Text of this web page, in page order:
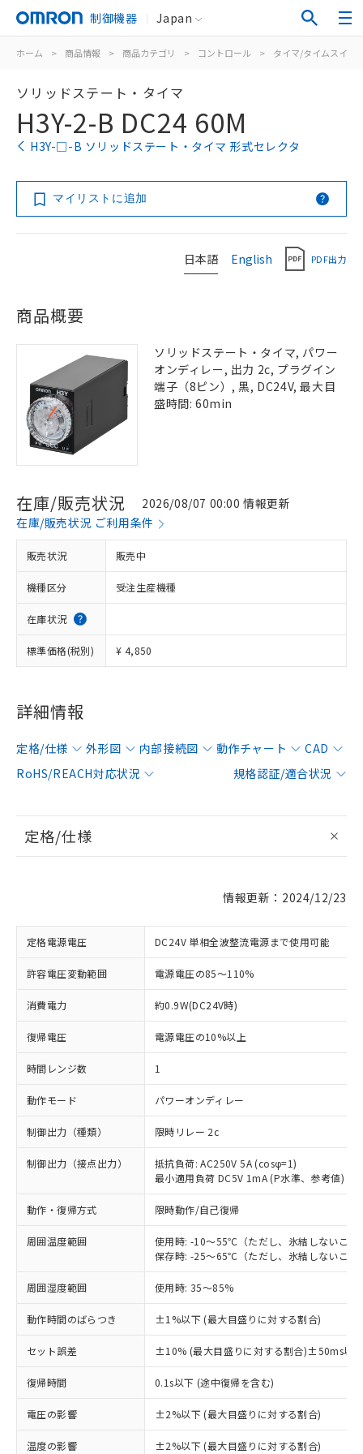
制御機器 Japan
ホーム > 商品情報 > 商品カテゴリ > コントロール > タイマ/タイムスイッ
ソリッドステート・タイマ
H3Y-2-B DC24 60M
H3Y-□-B ソリッドステート・タイマ 形式セレクタ
マイリストに追加
日本語 English PDF出力
商品概要
ソリッドステート・タイマ, パワー
オンディレー, 出力 2c, プラグイン
端子（8ピン）, 黒, DC24V, 最大目
盛時間: 60min
在庫/販売状況
2026/08/07 00:00 情報更新
在庫/販売状況 ご利用条件
販売状況 販売中
機種区分 受注生産機種
在庫状況
標準価格(税別) ¥ 4,850
詳細情報
定格/仕様 外形図 内部接続図 動作チャート
CAD
RoHS/REACH対応状況
規格認証/適合状況
定格/仕様
情報更新：2024/12/23
定格電源電圧 DC24V 単相全波整流電源まで使用可能
許容電圧変動範囲 電源電圧の85～110%
消費電力 約0.9W(DC24V時)
復帰電圧 電源電圧の10%以上
時間レンジ数 1
動作モード パワーオンディレー
制御出力（種類） 限時リレー 2c
制御出力（接点出力）
抵抗負荷: AC250V 5A (cosφ=1)
最小適用負荷 DC5V 1mA (P水準、参考値)
動作・復帰方式 限時動作/自己復帰
周囲温度範囲
使用時: -10～55℃（ただし、氷結しないこと
保存時: -25～65℃（ただし、氷結しないこと
周囲湿度範囲 使用時: 35～85%
動作時間のばらつき ±1%以下 (最大目盛りに対する割合)
セット誤差 ±10% (最大目盛りに対する割合)±50ms以下
復帰時間 0.1s以下 (途中復帰を含む)
電圧の影響 ±2%以下 (最大目盛りに対する割合)
温度の影響 ±2%以下 (最大目盛りに対する割合)
※1 対応状況
対応済み：EU RoHS指令（10物質）の
非含有に対応した製品が提供可能な商品で
す。